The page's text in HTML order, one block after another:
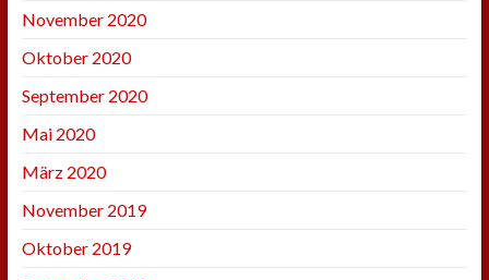
November 2020
Oktober 2020
September 2020
Mai 2020
März 2020
November 2019
Oktober 2019